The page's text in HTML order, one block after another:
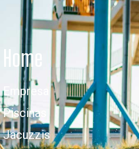
Home
Empresa
Piscinas
Jacuzzis